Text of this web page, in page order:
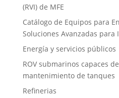
(RVI) de MFE
Catálogo de Equipos para
Soluciones Avanzadas
Energía y servicios públicos
ROV submarinos capaces
mantenimiento de tanques
Refinerias